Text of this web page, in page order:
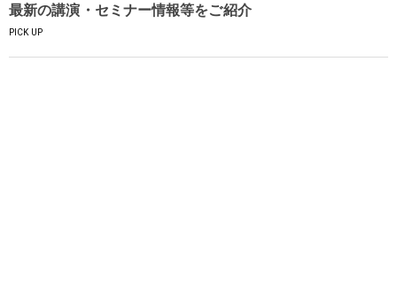
最新の講演・セミナー情報等をご紹介
PICK UP